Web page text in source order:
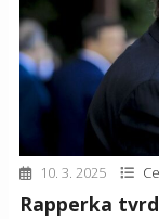
10. 3. 2025
Rapperka